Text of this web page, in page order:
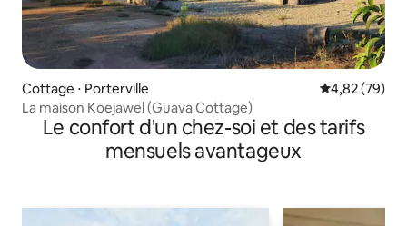
Cottage ⋅ Porterville Évaluation
4,82 (79)
La maison Koejawel (Guava Cottage)
Le confort d'un chez-soi et des tarifs
mensuels avantageux